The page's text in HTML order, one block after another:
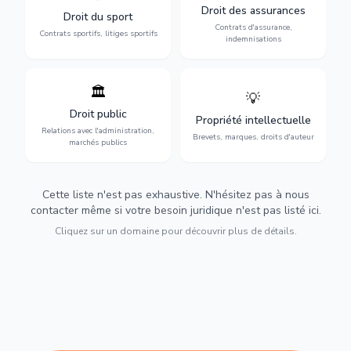
Droit du sport
Contrats sportifs, litiges sportifs
transferts, sponsoring et
contentieux.
Droit des assurances
Contrats d'assurance,
indemnisations
contrats d'assurance,
sinistres et indemnisations
optimales.
🏛️
Droit public
Relations avec l'administration,
marchés publics
Gestion de vos relations
avec l'administration :
marchés publics,
urbanisme et contentieux.
💡
Propriété intellectuelle
Brevets, marques, droits d'auteur
Protection de vos créations
d'auteur et lutte contre la
contrefaçon.
Cette liste n'est pas exhaustive. N'hésitez pas à nous
contacter même si votre besoin juridique n'est pas listé ici.
Cliquez sur un domaine pour découvrir plus de détails.